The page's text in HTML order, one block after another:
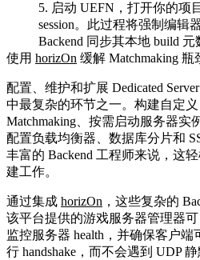
启动 UEFN，打开你的项
session。此过程将强制编辑
Backend 同步其本地 build 元
使用 horizOn 缓解 Matchmaking 瓶
配置、维护和扩展 Dedicated
中最复杂的环节之一。构建自定义
Matchmaking、按需启动服务器实
配置负载均衡器、数据库分片和
丰富的 Backend 工程师来说，这
建工作。
通过集成 horizOn ，这些复杂的
该平台提供的游戏服务器管理器
监控服务器 health，并确保客户端
行 handshake，而不会遇到 UDP